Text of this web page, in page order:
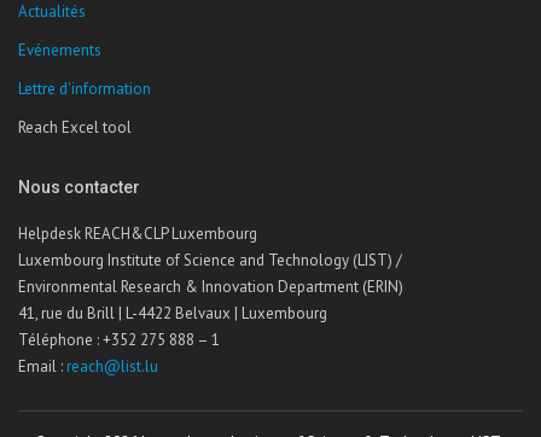
Actualités
Evénements
Lettre d'information
Reach Excel tool
Nous contacter
Helpdesk REACH&CLP Luxembourg
Luxembourg Institute of Science and Technology (LIST) /
Environmental Research & Innovation Department (ERIN)
41, rue du Brill | L-4422 Belvaux | Luxembourg
Téléphone : +352 275 888 – 1
Email : reach@list.lu